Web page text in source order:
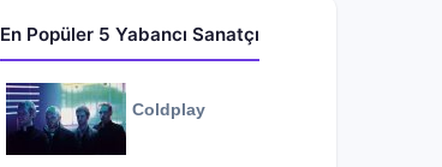
En Popüler 5 Yabancı Sanatçı
Coldplay